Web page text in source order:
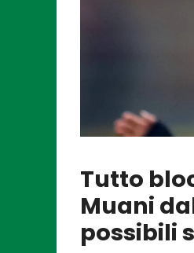
Tutto
Muani
possibili